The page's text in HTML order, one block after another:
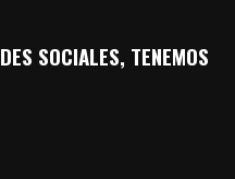
SOCIALES, TENEMOS